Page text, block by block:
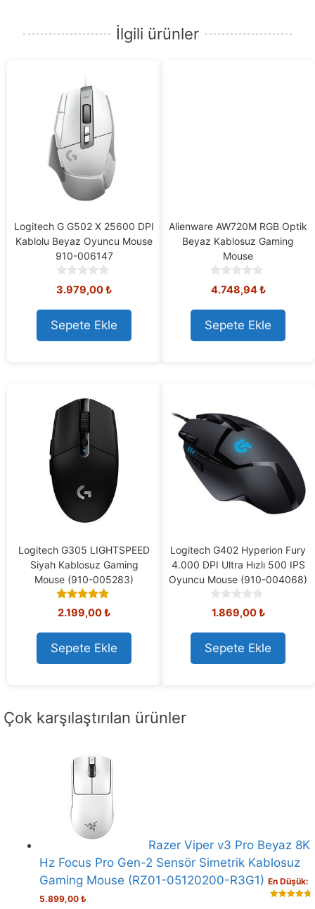
İlgili ürünler
Logitech G G502 X 25600 DPI
Kablolu Beyaz Oyuncu Mouse
910-006147
0
o
u
t
o
f
3.979,00₺
Sepete Ekle
Alienware AW720M RGB Optik
Beyaz Kablosuz Gaming
Mouse
0
o
u
t
o
f
4.748,94₺
Sepete Ekle
Logitech G305 LIGHTSPEED
Siyah Kablosuz Gaming
Mouse (910-005283)
5.00
out of 5
2.199,00₺
Sepete Ekle
Logitech G402 Hyperion Fury
4.000 DPI Ultra Hızlı 500 IPS
Oyuncu Mouse (910-004068)
0
o
u
t
o
f
1.869,00₺
Sepete Ekle
Çok karşılaştırılan ürünler
Razer Viper v3 Pro Beyaz 8K
Hz Focus Pro Gen-2 Sensör Simetrik Kablosuz
Gaming Mouse (RZ01-05120200-R3G1) En Düşük:
5.899,00 ₺